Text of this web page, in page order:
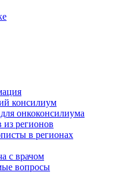
консилиум
онкоконсилиума
из регионов
в регионах
с врачом
вопросы